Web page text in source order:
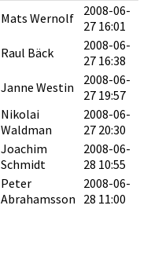
Mats Wernolf
2008-06-
27 16:01
Raul Bäck
2008-06-
27 16:38
Janne Westin
2008-06-
27 19:57
Nikolai
Waldman
2008-06-
27 20:30
Joachim
Schmidt
2008-06-
28 10:55
Peter
Abrahamsson
2008-06-
28 11:00